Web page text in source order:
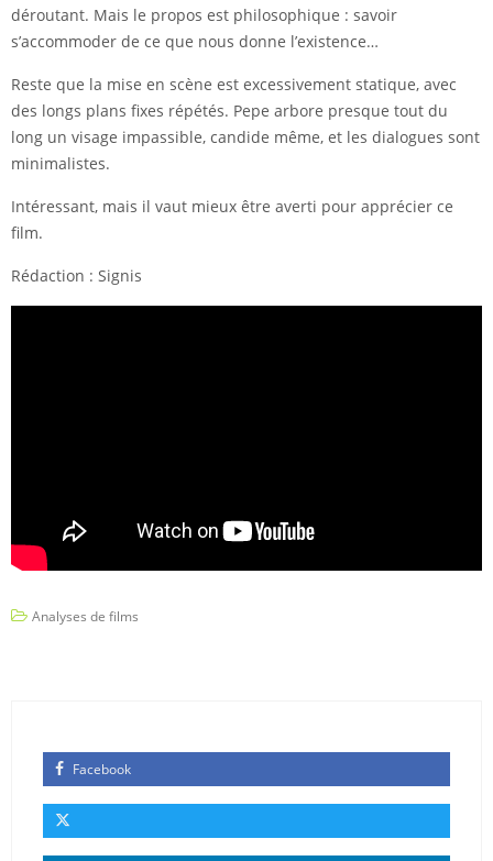
déroutant. Mais le propos est philosophique : savoir
s’accommoder de ce que nous donne l’existence…
Reste que la mise en scène est excessivement statique, avec
des longs plans fixes répétés. Pepe arbore presque tout du
long un visage impassible, candide même, et les dialogues sont
minimalistes.
Intéressant, mais il vaut mieux être averti pour apprécier ce
film.
Rédaction : Signis
Analyses de films
Facebook